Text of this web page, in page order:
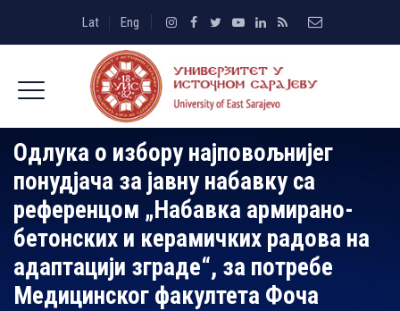
Lat Eng
Одлука о избору најповољнијег
понудјача за јавну набавку са
референцом „Набавка армирано-
бетонских и керамичких радова на
адаптацији зграде“, за потребе
Медицинског факултета Фоча